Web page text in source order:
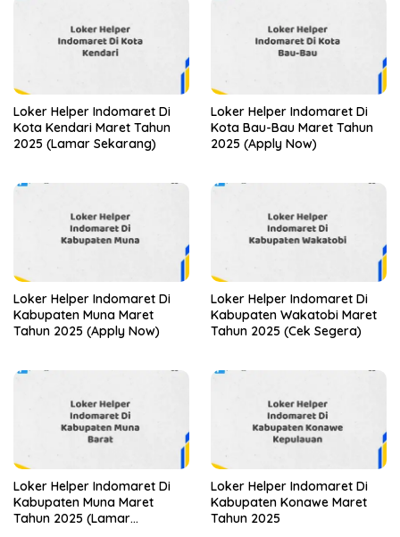
Loker Helper Indomaret Di
Kota Kendari Maret Tahun
2025 (Lamar Sekarang)
Loker Helper Indomaret Di
Kota Bau-Bau Maret Tahun
2025 (Apply Now)
Loker Helper Indomaret Di
Kabupaten Muna Maret
Tahun 2025 (Apply Now)
Loker Helper Indomaret Di
Kabupaten Wakatobi Maret
Tahun 2025 (Cek Segera)
Loker Helper Indomaret Di
Kabupaten Muna Maret
Tahun 2025 (Lamar
Loker Helper Indomaret Di
Kabupaten Konawe Maret
Tahun 2025